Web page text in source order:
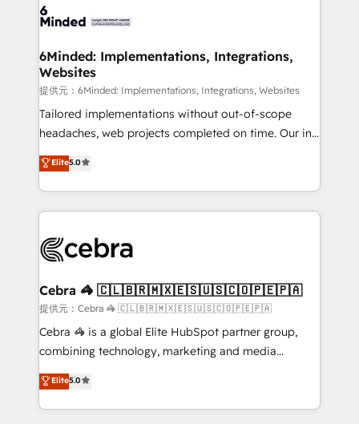
Iberia (Spain & Portugal), we combine human insight
growth. Our multidisciplinary team designs solutions
that simplify complexity, boost performance, and
turn innovation into real impact. 🌍 Highlights •
HubSpot Partner since 2012 • 2022 EMEA Impact
Award: Best Integration • 150+ successful HubSpot
technology for integrations • Multilingual team:
English, Spanish, Portuguese & Italian 👉 Grow
6Minded: Implementations, Integrations,
Websites
提供元：6Minded: Implementations, Integrations, Websites
Tailored implementations without out-of-scope
headaches, web projects completed on time. Our in-
house team of certified CRM architects, experts,
developers, designers, and marketers handles all
aspects of your HubSpot. ✨ 400+ global clients ✨
100+ seamless migrations from 15+ different CRMs
implementations, and 5,000+ pages ✨ CS: Clients
CS: 245% organic growth & +751% new visitors for a
full-funnel HubSpot project ✨ CS: 415% conversion
boost with a new HubSpot site Recognized leaders:
🏆 HubSpot Platform Migration Impact Award 🏆
Inbound Campaign of the Year 🏆 Gold AVA Digital
Award for Best Website 🌟 Accreditations: CRM
Elite5.0
Cebra 🦓 🇨🇱🇧🇷🇲🇽🇪🇸🇺🇸🇨🇴🇵🇪🇵🇦
提供元：Cebra 🦓 🇨🇱🇧🇷🇲🇽🇪🇸🇺🇸🇨🇴🇵🇪🇵🇦
Cebra 🦓 is a global Elite HubSpot partner group,
combining technology, marketing and media
expertise across Latin America and Southern
Europe, with teams across 7 countries. Born in Chile,
we combine local insight with international reach to
Elite5.0